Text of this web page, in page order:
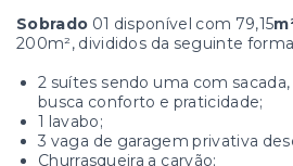
Sobrado 01 disponível com 79,15
200m², divididos da seguinte
2 suítes sendo uma com
busca conforto e praticidade;
1 lavabo;
3 vaga de garagem privativa
Churrasqueira a carvão;